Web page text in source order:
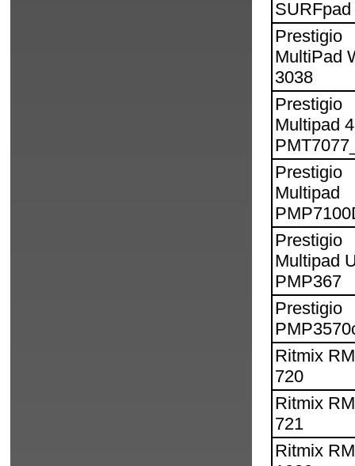
SURFpad
Prestigio
MultiPad
3038
Prestigio
Multipad 4
Prestigio
Multipad
Prestigio
Multipad
PMP367
Prestigio
Ritmix
720
Ritmix
721
Ritmix